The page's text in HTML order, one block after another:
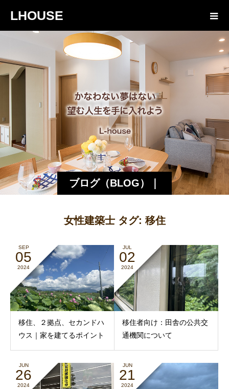
LHOUSE
ブログ（BLOG）｜
エルハウス
女性建築士 タグ: 移住
SEP
05
2024
移住、２拠点、セカンドハ
ウス｜家を建てるポイント
JUL
02
2024
移住者向け：田舎の公共交
通機関について
JUN
26
2024
JUN
21
2024